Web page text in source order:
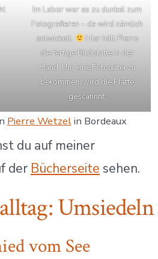
Im Labor war es zu dunkel zum
Fotografieren – da wird nämlich
entwickelt.
Hier hält Pierre
die fertige Bildplatte in der
Hand. Um eine Fotodatei zu
bekommen, wird die Platte
gescannnt.
Pierre Wetzelin Bordeaux
du auf meiner
der Bücherseite sehen.
Umsiedeln
vom See